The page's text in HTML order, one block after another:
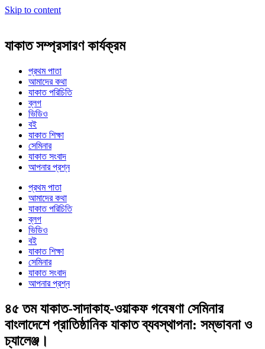
Skip to content
যাকাত সম্প্রসারণ কার্যক্রম
প্রথম পাতা
আমাদের কথা
যাকাত পরিচিতি
ব্লগ
ভিডিও
বই
যাকাত শিক্ষা
সেমিনার
যাকাত সংবাদ
আপনার প্রশ্ন
প্রথম পাতা
আমাদের কথা
যাকাত পরিচিতি
ব্লগ
ভিডিও
বই
যাকাত শিক্ষা
সেমিনার
যাকাত সংবাদ
আপনার প্রশ্ন
৪৫ তম যাকাত-সাদাকাহ-ওয়াকফ গবেষণা সেমিনার
বাংলাদেশে প্রাতিষ্ঠানিক যাকাত ব্যবস্থাপনা: সম্ভাবনা ও
চ্যালেঞ্জ।